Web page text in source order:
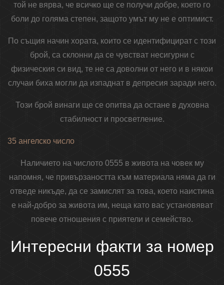
той не вярва, че всичко ще се получи добре, което го
боли до голяма степен, защото умът му не е оптимист.
По същия начин хората, които се идентифицират с този
брой, са склонни да се чувстват несигурни с
физическия си вид, те не са доволни от него и в някои
случаи биха могли да изпаднат в депресия заради него.
Този брой винаги ще се опитва да остане в духовна
стабилност и просветление.
35 ангелско число
Наличието на числото 0555 в живота на човек му
напомня, че привързаността към материала няма да ги
отведе никъде, да се замислят за това, което наистина
е най-добро за живота им, неща като вас установяват
повече отношения с приятели и семейство.
Интересни факти за номер
0555